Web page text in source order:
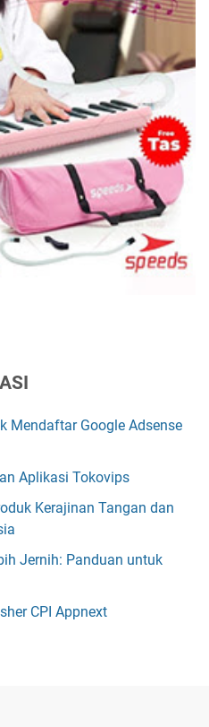
Mendaftar Google Adsense
Aplikasi Tokovips
Kerajinan Tangan dan
Jernih: Panduan untuk
CPI Appnext